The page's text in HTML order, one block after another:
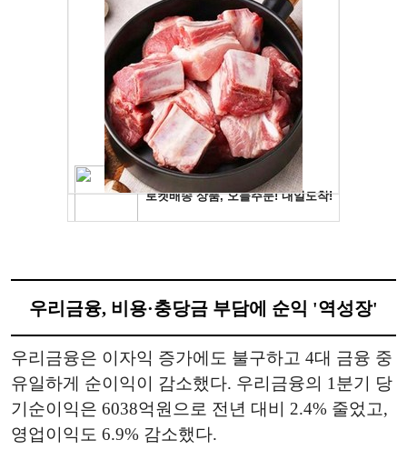
우리금융, 비용·충당금 부담에 순익 '역성장'
우리금융은 이자익 증가에도 불구하고 4대 금융 중
유일하게 순이익이 감소했다. 우리금융의 1분기 당
기순이익은 6038억원으로 전년 대비 2.4% 줄었고,
영업이익도 6.9% 감소했다.